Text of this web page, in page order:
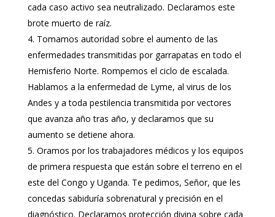
cada caso activo sea neutralizado. Declaramos este
brote muerto de raíz.
Tomamos autoridad sobre el aumento de las
enfermedades transmitidas por garrapatas en todo el
Hemisferio Norte. Rompemos el ciclo de escalada.
Hablamos a la enfermedad de Lyme, al virus de los
Andes y a toda pestilencia transmitida por vectores
que avanza año tras año, y declaramos que su
aumento se detiene ahora.
Oramos por los trabajadores médicos y los equipos
de primera respuesta que están sobre el terreno en el
este del Congo y Uganda. Te pedimos, Señor, que les
concedas sabiduría sobrenatural y precisión en el
diagnóstico. Declaramos protección divina sobre cada